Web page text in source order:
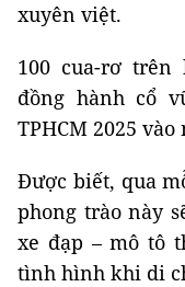
xuyên việt.
100 cua-rơ trên
đồng hành cổ
TPHCM 2025 vào
Được biết, qua
phong trào này
xe đạp – mô tô
tình hình khi di